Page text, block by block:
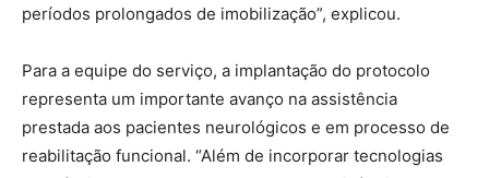
períodos prolongados de imobilização”, explicou.
Para a equipe do serviço, a implantação do protocolo
representa um importante avanço na assistência
prestada aos pacientes neurológicos e em processo de
reabilitação funcional. “Além de incorporar tecnologias